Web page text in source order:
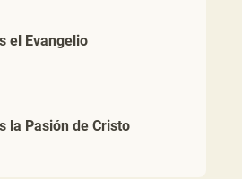
el Evangelio
la Pasión de Cristo